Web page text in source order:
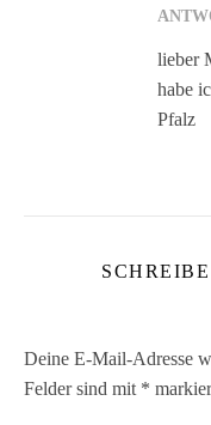
lieber
habe
Pfalz
Deine E-Mail-Adresse
Felder sind mit *